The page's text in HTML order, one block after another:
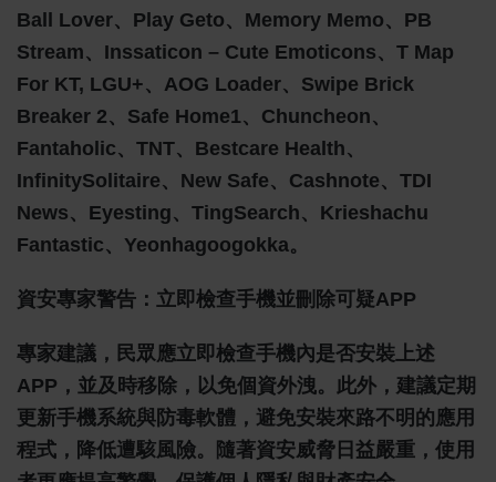
Ball Lover、Play Geto、Memory Memo、PB
Stream、Inssaticon – Cute Emoticons、T Map
For KT, LGU+、AOG Loader、Swipe Brick
Breaker 2、Safe Home1、Chuncheon、
Fantaholic、TNT、Bestcare Health、
InfinitySolitaire、New Safe、Cashnote、TDI
News、Eyesting、TingSearch、Krieshachu
Fantastic、Yeonhagoogokka。
資安專家警告：立即檢查手機並刪除可疑APP
專家建議，民眾應立即檢查手機內是否安裝上述
APP，並及時移除，以免個資外洩。此外，建議定期
更新手機系統與防毒軟體，避免安裝來路不明的應用
程式，降低遭駭風險。隨著資安威脅日益嚴重，使用